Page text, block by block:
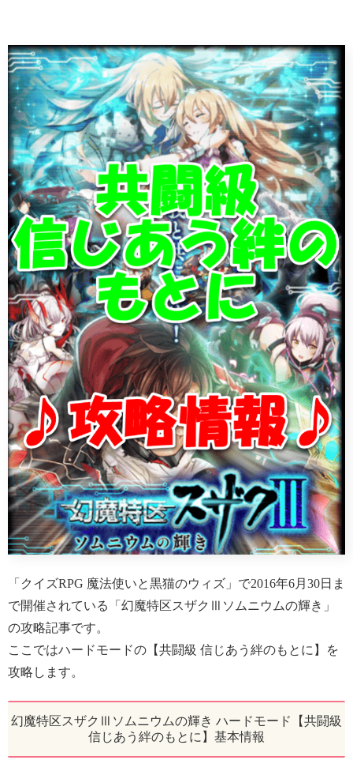
「クイズRPG 魔法使いと黒猫のウィズ」で2016年6月30日ま
で開催されている「幻魔特区スザクⅢソムニウムの輝き」
の攻略記事です。
ここではハードモードの【共闘級 信じあう絆のもとに】を
攻略します。
幻魔特区スザクⅢソムニウムの輝き ハードモード【共闘級
信じあう絆のもとに】基本情報